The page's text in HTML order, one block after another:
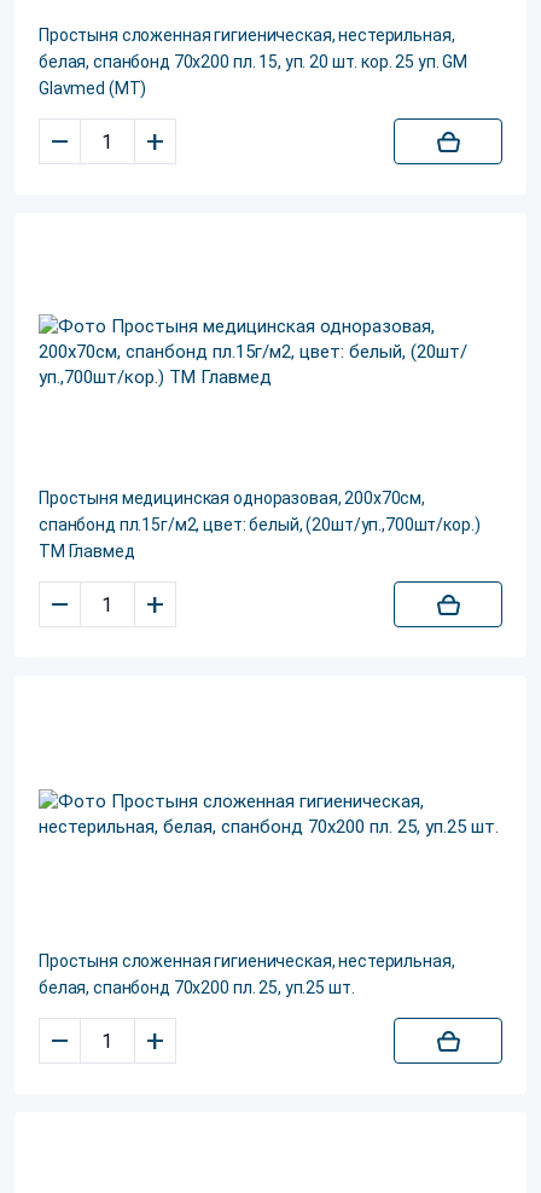
Простыня сложенная гигиеническая, нестерильная,
белая, спанбонд 70х200 пл. 15, уп. 20 шт. кор. 25 уп. GM
Glavmed (МТ)
– +
Простыня медицинская одноразовая, 200х70см,
спанбонд пл.15г/м2, цвет: белый, (20шт/уп.,700шт/кор.)
ТМ Главмед
– +
Простыня сложенная гигиеническая, нестерильная,
белая, спанбонд 70х200 пл. 25, уп.25 шт.
– +